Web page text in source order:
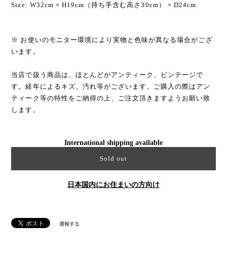
Size: W32cm × H19cm（持ち手含む高さ30cm） × D24cm
※ お使いのモニター環境により実物と色味が異なる場合がござ
います。
当店で扱う商品は、ほとんどがアンティーク、ビンテージで
す。経年によるキズ、汚れ等がございます。ご購入の際はアン
ティーク等の特性をご納得の上、ご注文頂きますようお願い致
します。
International shipping available
Sold out
日本国内にお住まいの方向け
通報する